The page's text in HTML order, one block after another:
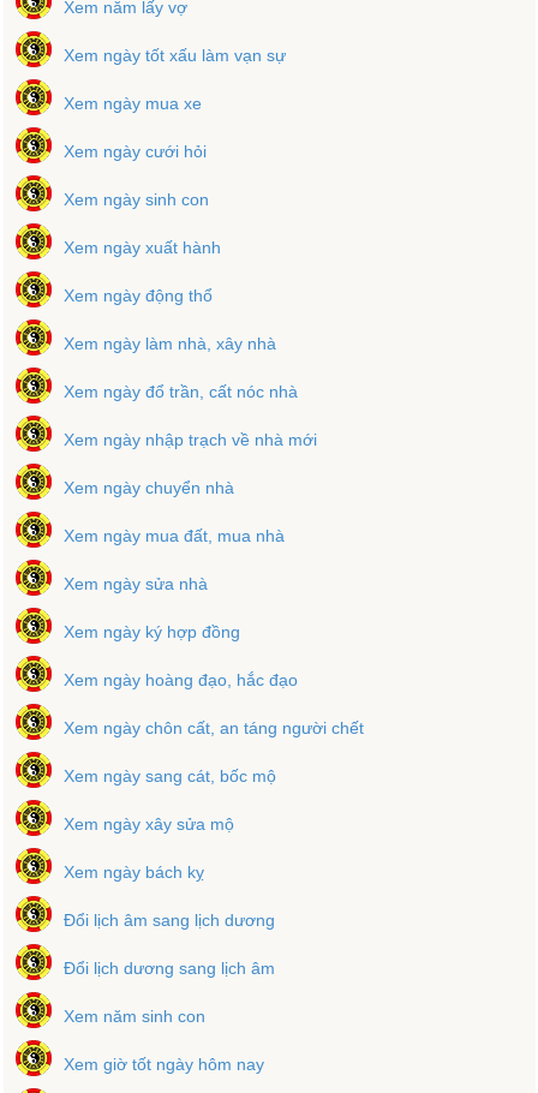
Xem năm lấy vợ
Xem ngày tốt xấu làm vạn sự
Xem ngày mua xe
Xem ngày cưới hỏi
Xem ngày sinh con
Xem ngày xuất hành
Xem ngày động thổ
Xem ngày làm nhà, xây nhà
Xem ngày đổ trần, cất nóc nhà
Xem ngày nhập trạch về nhà mới
Xem ngày chuyển nhà
Xem ngày mua đất, mua nhà
Xem ngày sửa nhà
Xem ngày ký hợp đồng
Xem ngày hoàng đạo, hắc đạo
Xem ngày chôn cất, an táng người chết
Xem ngày sang cát, bốc mộ
Xem ngày xây sửa mộ
Xem ngày bách kỵ
Đổi lịch âm sang lịch dương
Đổi lịch dương sang lịch âm
Xem năm sinh con
Xem giờ tốt ngày hôm nay